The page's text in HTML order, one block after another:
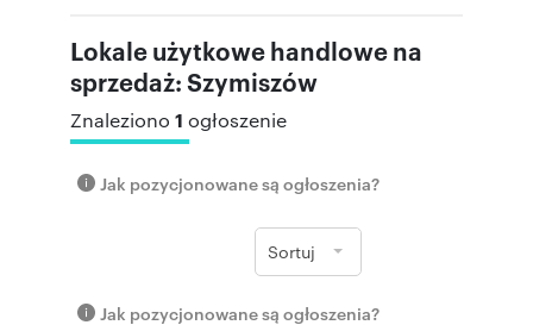
Lokale użytkowe handlowe na
sprzedaż: Szymiszów
Znaleziono 1 ogłoszenie
Jak pozycjonowane są ogłoszenia?
Sortuj
Jak pozycjonowane są ogłoszenia?